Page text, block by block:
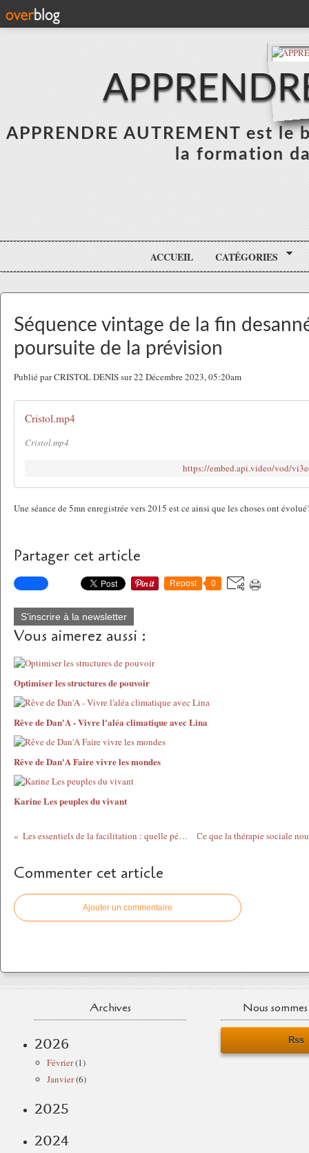
APPRENDRE AUTREMENT est
la formation
ACCUEIL CATÉGORIES
Séquence vintage de la fin
poursuite de la prévision
Publié par CRISTOL DENIS sur 22 Décembre 2023, 05:20am
Cristol.mp4
Cristol.mp4
https://embed.api.video/vod/
Une séance de 5mn enregistrée vers 2015 est ce ainsi que les choses ont
Partager cet article
Repost 0
S'inscrire à la newsletter
Vous aimerez aussi :
Optimiser les structures de pouvoir
Rêve de Dan'A - Vivre l'aléa climatique avec Lina
Rêve de Dan'A Faire vivre les mondes
Karine Les peuples du vivant
Les essentiels de la facilitation : quelle pédagogie?
Commenter cet article
Ajouter un commentaire
Archives
2026
Février(1)
Janvier(6)
2025
2024
Nous
Rss